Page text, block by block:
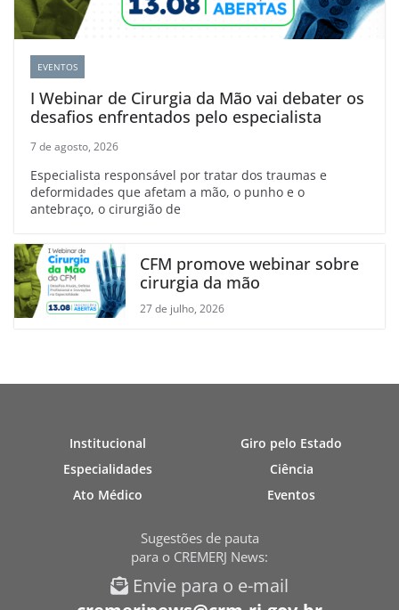
EVENTOS
I Webinar de Cirurgia da Mão vai debater os
desafios enfrentados pelo especialista
7 de agosto, 2026
Especialista responsável por tratar dos traumas e
deformidades que afetam a mão, o punho e o
antebraço, o cirurgião de
CFM promove webinar sobre
cirurgia da mão
27 de julho, 2026
Institucional
Especialidades
Ato Médico
Giro pelo Estado
Ciência
Eventos
Sugestões de pauta
para o CREMERJ News:
Envie para o e-mail